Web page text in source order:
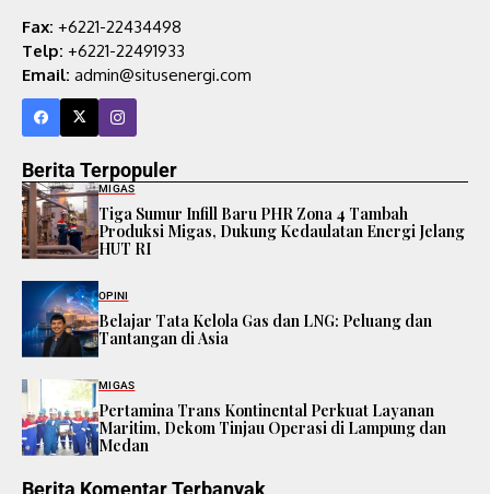
Fax: +6221-22434498
Telp: +6221-22491933
Email: admin@situsenergi.com
Berita Terpopuler
MIGAS
Tiga Sumur Infill Baru PHR Zona 4 Tambah
Produksi Migas, Dukung Kedaulatan Energi Jelang
HUT RI
OPINI
Belajar Tata Kelola Gas dan LNG: Peluang dan
Tantangan di Asia
MIGAS
Pertamina Trans Kontinental Perkuat Layanan
Maritim, Dekom Tinjau Operasi di Lampung dan
Medan
Berita Komentar Terbanyak